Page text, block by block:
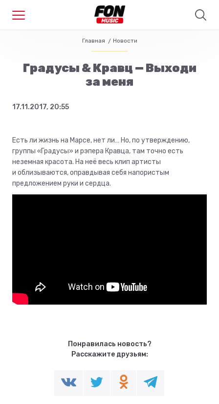
Главная Новости
Градусы & Кравц — Выходи
за меня
17.11.2017, 20:55
Есть ли жизнь на Марсе, нет ли… Но, по утверждению,
группы «Градусы» и рэпера Кравца, там точно есть
неземная красота. На неё весь клип артисты
и облизываются, оправдывая себя напористым
предложением руки и сердца.
Понравилась новость?
Расскажите друзьям: